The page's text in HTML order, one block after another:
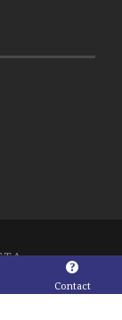
Contact